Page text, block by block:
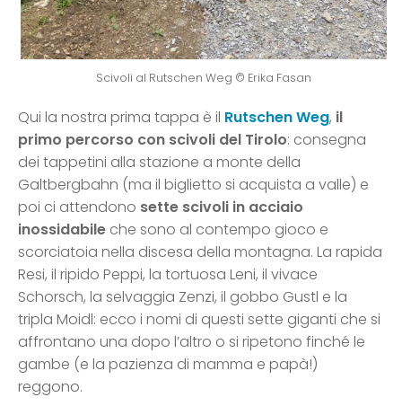
Scivoli al Rutschen Weg © Erika Fasan
Qui la nostra prima tappa è il Rutschen Weg, il
primo percorso con scivoli del Tirolo: consegna
dei tappetini alla stazione a monte della
Galtbergbahn (ma il biglietto si acquista a valle) e
poi ci attendono sette scivoli in acciaio
inossidabile che sono al contempo gioco e
scorciatoia nella discesa della montagna. La rapida
Resi, il ripido Peppi, la tortuosa Leni, il vivace
Schorsch, la selvaggia Zenzi, il gobbo Gustl e la
tripla Moidl: ecco i nomi di questi sette giganti che si
affrontano una dopo l’altro o si ripetono finché le
gambe (e la pazienza di mamma e papà!)
reggono.